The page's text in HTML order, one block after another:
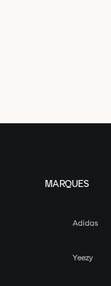
MARQUES
Adidas
Yeezy